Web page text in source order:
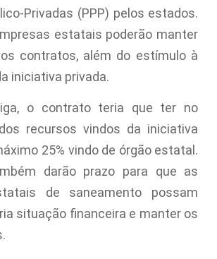
Privadas (PPP) pelos estados.
estatais poderão manter
contratos, além do estímulo à
iniciativa privada.
o contrato teria que ter no
recursos vindos da iniciativa
25% vindo de órgão estatal.
darão prazo para que as
de saneamento possam
situação financeira e manter os